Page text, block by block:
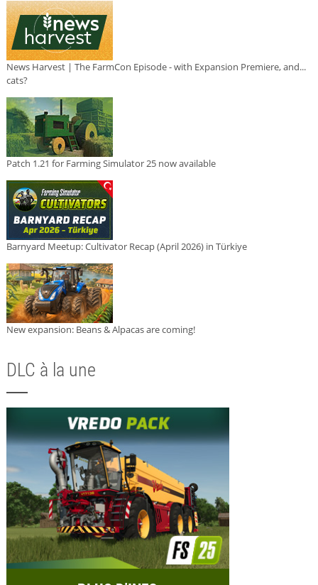
News Harvest | The FarmCon Episode - with Expansion Premiere, and...
cats?
Patch 1.21 for Farming Simulator 25 now available
Barnyard Meetup: Cultivator Recap (April 2026) in Türkiye
New expansion: Beans & Alpacas are coming!
DLC à la une